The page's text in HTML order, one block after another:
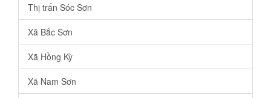
Thị trấn Sóc Sơn
Xã Bắc Sơn
Xã Hồng Kỳ
Xã Nam Sơn